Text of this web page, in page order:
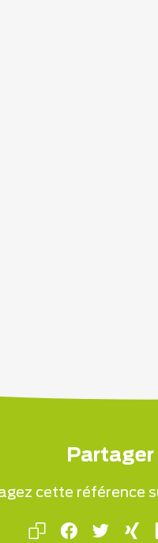
cette référence